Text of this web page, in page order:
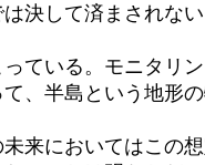
決して済まされない
ている。モニタリン
、半島という地形の
来においてはこの想